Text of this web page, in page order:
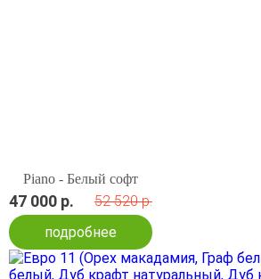
Piano - Белый софт
47 000 р.
52 520 р.
подробнее